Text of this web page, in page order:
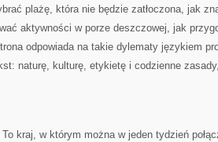
plażę, która nie będzie zatłoczona, jak
aktywności w porze deszczowej, jak
odpowiada na takie dylematy językiem
naturę, kulturę, etykietę i codzienne
kraj, w którym można w jeden tydzień